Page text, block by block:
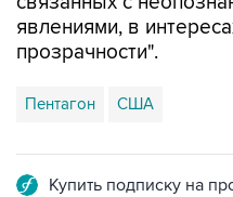
явлениями, в
прозрачности".
Пентагон США
Купить подписку на